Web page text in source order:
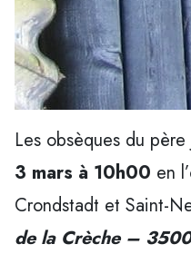
Les obsèques du
3 mars à 10h00 en
Crondstadt et Saint-
de la Crèche –